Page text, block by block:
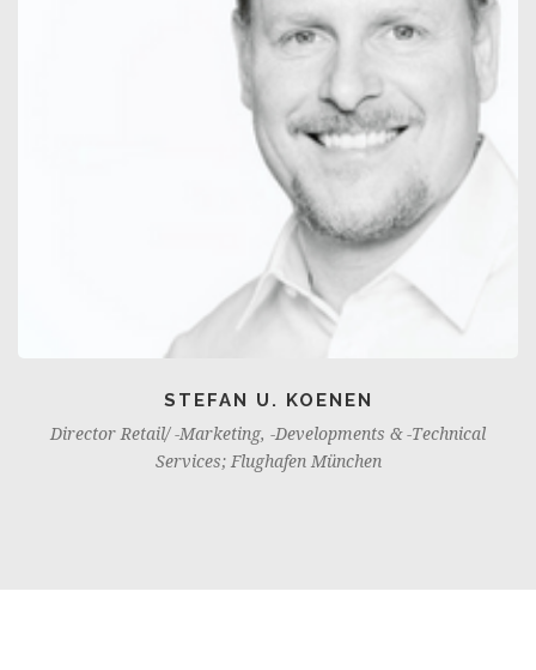
STEFAN U. KOENEN
Director Retail/ -Marketing, -Developments & -Technical
Services; Flughafen München